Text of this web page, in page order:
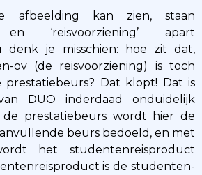
afbeelding kan zien, staan
en ‘reisvoorziening’ apart
denk je misschien: hoe zit dat,
ov (de reisvoorziening) is toch
Dat klopt! Dat is
DUO inderdaad onduidelijk
de prestatiebeurs wordt hier de
beurs bedoeld, en met
het studentenreisproduct
is de studenten-